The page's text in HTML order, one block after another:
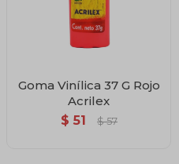
Goma Vinílica 37 G Rojo
Acrilex
$ 51 $ 57